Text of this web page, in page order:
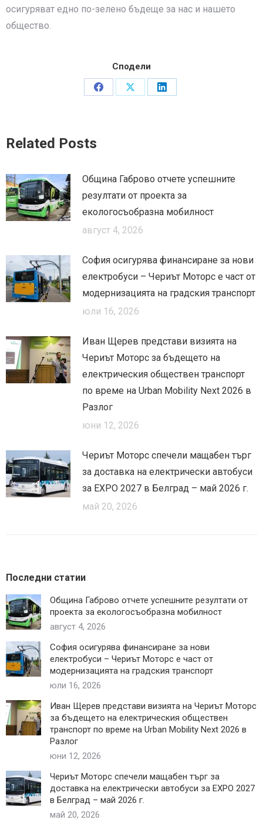
осигуряват едно по-зелено бъдеще за нас и нашето
общество.
Сподели
Share
Share
Share
Related Posts
Община Габрово отчете успешните
резултати от проекта за
екологосъобразна мобилност
август 4, 2026
София осигурява финансиране за нови
електробуси – Чериът Моторс е част от
модернизацията на градския транспорт
юли 16, 2026
Иван Щерев представи визията на
Чериът Моторс за бъдещето на
електрическия обществен транспорт
по време на Urban Mobility Next 2026 в
Разлог
юни 12, 2026
Чериът Моторс спечели мащабен търг
за доставка на електрически автобуси
за EXPO 2027 в Белград – май 2026 г.
май 20, 2026
Последни статии
Община Габрово отчете успешните резултати от
проекта за екологосъобразна мобилност
август 4, 2026
София осигурява финансиране за нови
електробуси – Чериът Моторс е част от
модернизацията на градския транспорт
юли 16, 2026
Иван Щерев представи визията на Чериът Моторс
за бъдещето на електрическия обществен
транспорт по време на Urban Mobility Next 2026 в
Разлог
юни 12, 2026
Чериът Моторс спечели мащабен търг за
доставка на електрически автобуси за EXPO 2027
в Белград – май 2026 г.
май 20, 2026